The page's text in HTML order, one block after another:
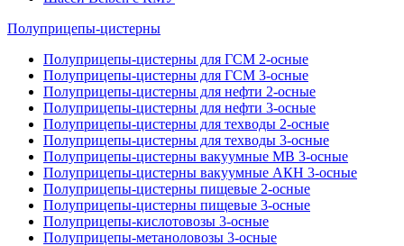
Полуприцепы-цистерны
Полуприцепы-цистерны для ГСМ 2-осные
Полуприцепы-цистерны для ГСМ 3-осные
Полуприцепы-цистерны для нефти 2-осные
Полуприцепы-цистерны для нефти 3-осные
Полуприцепы-цистерны для техводы 2-осные
Полуприцепы-цистерны для техводы 3-осные
Полуприцепы-цистерны вакуумные МВ 3-осные
Полуприцепы-цистерны вакуумные АКН 3-осные
Полуприцепы-цистерны пищевые 2-осные
Полуприцепы-цистерны пищевые 3-осные
Полуприцепы-кислотовозы 3-осные
Полуприцепы-метаноловозы 3-осные